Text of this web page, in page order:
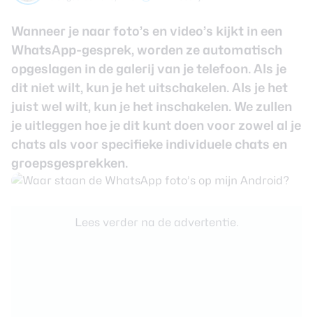
Wanneer je naar foto’s en video’s kijkt in een
WhatsApp-gesprek, worden ze automatisch
opgeslagen in de galerij van je telefoon. Als je
dit niet wilt, kun je het uitschakelen. Als je het
juist wel wilt, kun je het inschakelen. We zullen
je uitleggen hoe je dit kunt doen voor zowel al je
chats als voor specifieke individuele chats en
groepsgesprekken.
Lees verder na de advertentie.